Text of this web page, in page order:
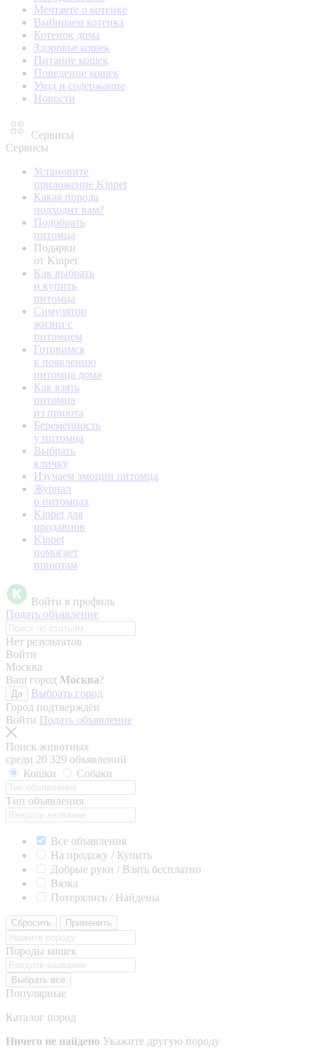
Мечтаете о котенке
Выбираем котенка
Котенок дома
Здоровье кошек
Питание кошек
Поведение кошек
Уход и содержание
Новости
Сервисы
Сервисы
Установите
приложение Kinpet
Какая порода
подходит вам?
Подобрать
питомца
Подарки
от Kinpet
Как выбрать
и купить
питомца
Симулятор
жизни с
питомцем
Готовимся
к появлению
питомца дома
Как взять
питомца
из приюта
Беременность
у питомца
Выбрать
кличку
Изучаем эмоции питомца
Журнал
о питомцах
Kinpet для
продавцов
Kinpet
помогает
приютам
Войти в профиль
Подать объявление
Нет результатов
Войти
Москва
Ваш город Москва?
Да
Выбрать город
Город подтверждён
Войти Подать объявление
Поиск животных
среди 20 329 объявлений
Кошки
Собаки
Тип объявления
Все объявления
На продажу / Купить
Добрые руки / Взять бесплатно
Вязка
Потерялись / Найдены
Сбросить Применить
Породы кошек
Выбрать все
Популярные
Каталог пород
Ничего не найдено Укажите другую породу